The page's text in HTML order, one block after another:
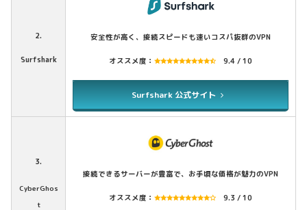
2.
Surfshark
安全性が高く、接続スピードも速いコスパ抜群のVPN
オススメ度： 9.4 / 10
Surfshark 公式サイト
3.
CyberGhos
t
接続できるサーバーが豊富で、お手頃な価格が魅力のVPN
オススメ度： 9.3 / 10